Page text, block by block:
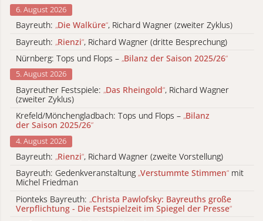
6. August 2026
Bayreuth: „Die Walküre“, Richard Wagner (zweiter Zyklus)
Bayreuth: „Rienzi“, Richard Wagner (dritte Besprechung)
Nürnberg: Tops und Flops – „Bilanz der Saison 2025/26“
5. August 2026
Bayreuther Festspiele: „Das Rheingold“, Richard Wagner
(zweiter Zyklus)
Krefeld/Mönchengladbach: Tops und Flops – „Bilanz
der Saison 2025/26“
4. August 2026
Bayreuth: „Rienzi“, Richard Wagner (zweite Vorstellung)
Bayreuth: Gedenkveranstaltung „Verstummte Stimmen“ mit
Michel Friedman
Pionteks Bayreuth: „Christa Pawlofsky: Bayreuths große
Verpflichtung - Die Festspielzeit im Spiegel der Presse“